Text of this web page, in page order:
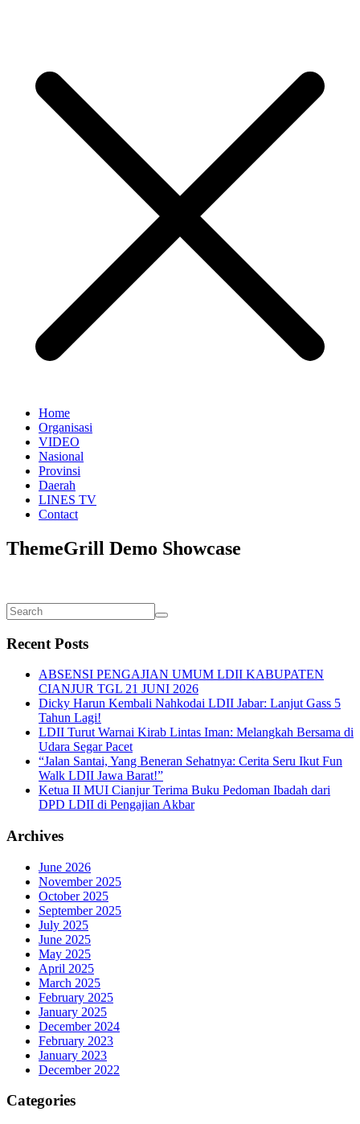
Home
Organisasi
VIDEO
Nasional
Provinsi
Daerah
LINES TV
Contact
ThemeGrill Demo Showcase
Recent Posts
ABSENSI PENGAJIAN UMUM LDII KABUPATEN
CIANJUR TGL 21 JUNI 2026
Dicky Harun Kembali Nahkodai LDII Jabar: Lanjut Gass 5
Tahun Lagi!
LDII Turut Warnai Kirab Lintas Iman: Melangkah Bersama di
Udara Segar Pacet
“Jalan Santai, Yang Beneran Sehatnya: Cerita Seru Ikut Fun
Walk LDII Jawa Barat!”
Ketua II MUI Cianjur Terima Buku Pedoman Ibadah dari
DPD LDII di Pengajian Akbar
Archives
June 2026
November 2025
October 2025
September 2025
July 2025
June 2025
May 2025
April 2025
March 2025
February 2025
January 2025
December 2024
February 2023
January 2023
December 2022
Categories